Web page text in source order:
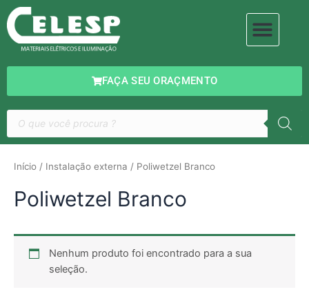
para
conteúdo
FAÇA SEU ORAÇMENTO
Pesquisar
produtos
Início / Instalação externa / Poliwetzel Branco
Poliwetzel Branco
Nenhum produto foi encontrado para a sua
seleção.
p
r
o
d
u
t
o
s
p
r
o
d
t
o